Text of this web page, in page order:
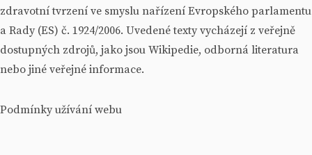
zdravotní tvrzení ve smyslu nařízení Evropského parlamentu
a Rady (ES) č. 1924/2006. Uvedené texty vycházejí z veřejně
dostupných zdrojů, jako jsou Wikipedie, odborná literatura
nebo jiné veřejné informace.
Podmínky užívání webu